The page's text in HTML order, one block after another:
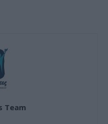
Team